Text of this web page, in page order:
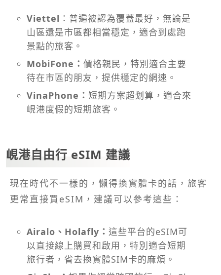
Viettel ：普遍被認為覆蓋最好，無論是
山區還是市區都相當穩定，適合到處跑
景點的旅客。
MobiFone： 價格親民，特別適合主要
待在市區的朋友，提供穩定的網速。
VinaPhone： 短期方案超划算，適合來
峴港度假的短期旅客。
峴港自由行 eSIM 建議
現在時代不一樣的，懶得換實體卡的話，旅客
更常直接買eSIM，建議可以參考這些：
Airalo、 Holafly： 這些平台的eSIM可
以直接線上購買和啟用，特別適合短期
旅行者，省去換實體SIM卡的麻煩。